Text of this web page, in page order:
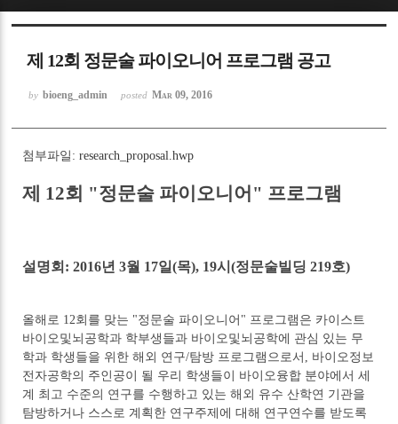
제 12회 정문술 파이오니어 프로그램 공고
by bioeng_admin posted Mar 09, 2016
첨부파일:research_proposal.hwp
제 12회 "정문술 파이오니어" 프로그램
설명회: 2016년 3월 17일(목), 19시(정문술빌딩 219호)
올해로 12회를 맞는 "정문술 파이오니어" 프로그램은 카이스트
바이오및뇌공학과 학부생들과 바이오및뇌공학에 관심 있는 무
학과 학생들을 위한 해외 연구/탐방 프로그램으로서, 바이오정보
전자공학의 주인공이 될 우리 학생들이 바이오융합 분야에서 세
계 최고 수준의 연구를 수행하고 있는 해외 유수 산학연 기관을
탐방하거나 스스로 계획한 연구주제에 대해 연구연수를 받도록
Sketchbook5, 스케치북5
Sketchbook5, 스케치북5